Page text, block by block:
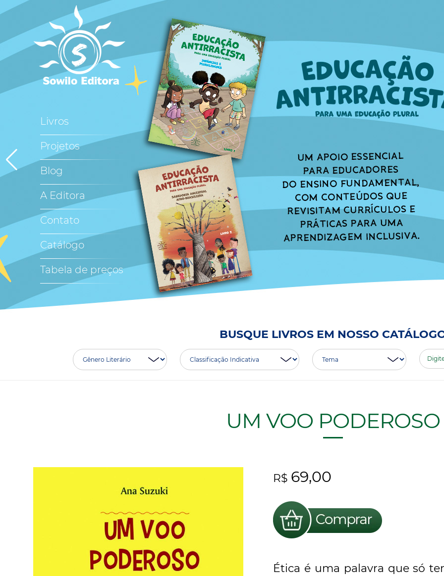
Livros
Projetos
Blog
A Editora
Contato
Catálogo
Tabela de preços
BUSQUE LIVROS EM NOSSO
UM VOO PODEROSO
R$ 69,00
Ética é uma palavra que só